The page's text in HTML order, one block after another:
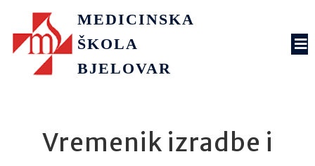
MEDICINSKA
ŠKOLA
BJELOVAR
Vremenik izradbe i